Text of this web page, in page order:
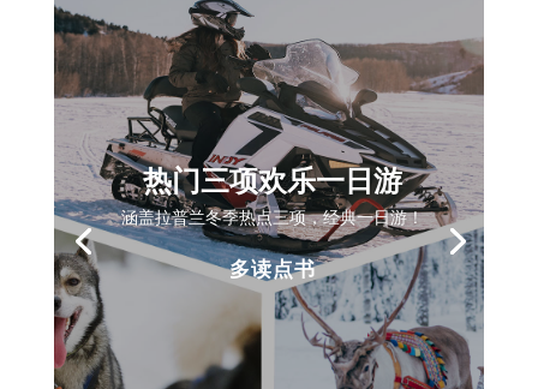
热门三项欢乐一日游
涵盖拉普兰冬季热点三项，经典一日游！
多读点书